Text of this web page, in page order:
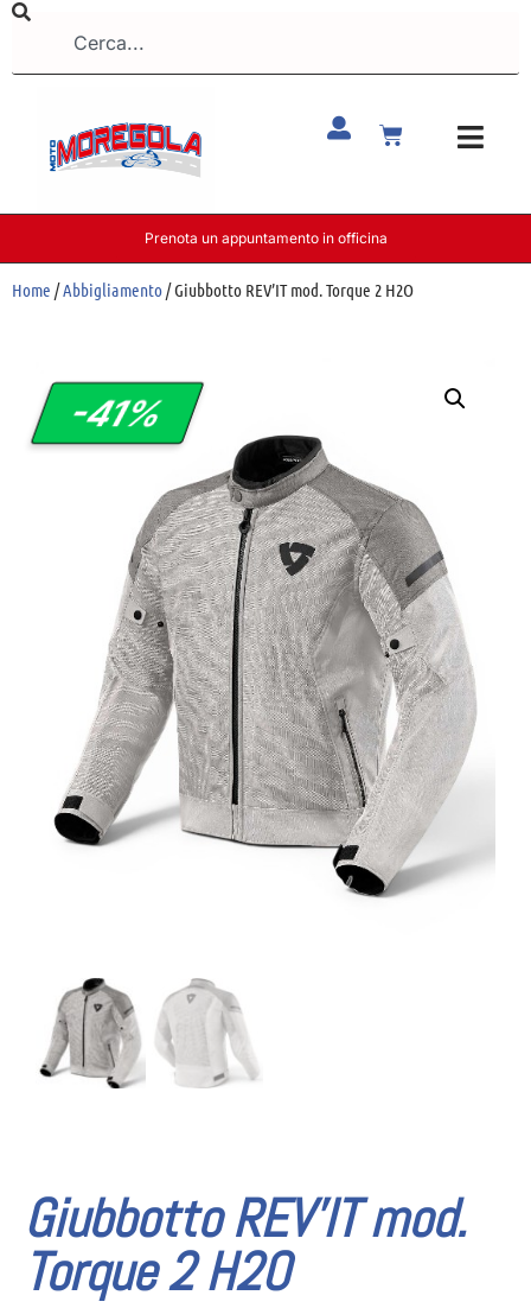
Prenota un appuntamento in officina
Home /Abbigliamento / Giubbotto REV’IT mod. Torque 2 H2O
-41%
Giubbotto REV’IT mod.
Torque 2 H2O